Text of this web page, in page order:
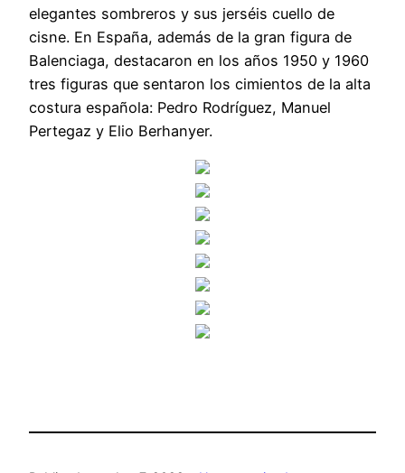
elegantes sombreros y sus jerséis cuello de
cisne. En España, además de la gran figura de
Balenciaga, destacaron en los años 1950 y 1960
tres figuras que sentaron los cimientos de la alta
costura española: Pedro Rodríguez, Manuel
Pertegaz y Elio Berhanyer.